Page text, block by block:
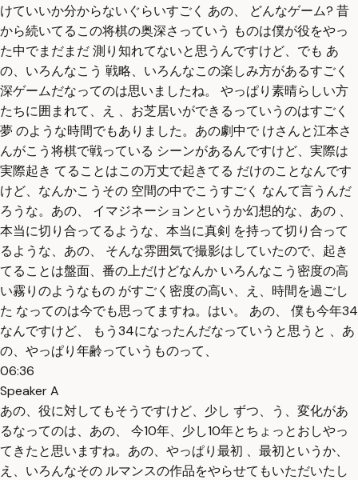
けていいか分からないぐらいすごく あの、 どんなゲーム? 昔
から続いてるこの将棋の奥深さっていう ものは僕が役をやっ
た中でまだまだ 測り知れてないと思うんですけど、でも あ
の、いろんなこう 戦略、いろんなこの楽しみ方があるすごく
深ゲームだなってのは思いましたね。 やっぱり素晴らしい方
たちに囲まれて、え 、お芝居いができるっていうのはすごく
夢 のような時間でもありました。あの劇中で けさんと江本さ
んがこう将棋で戦っている シーンがあるんですけど、実際は
実際起き てることはこの万丈で起きてる だけのことなんです
けど、なんかこうその 空間の中でこうすごく なんて言うんだ
ろうな。あの、 イマジネーションというか幻想的な、あの 、
本当に切り合ってるような、本当に真剣 を持って切り合って
るような、あの、 そんな雰囲気で撮影はしていたので、起き
てることは盤面、番の上だけどなんか いろんなこう密度の高
い霧りのようなもの がすごく密度の高い、え、時間を過ごし
た なってのは今でも思ってますね。はい。 あの、 僕も今年34
なんですけど、 もう34になったんだなっていうと思うと 、あ
の、やっぱり年齢っていうものって、
06:36
Speaker A
あの、役に対してもそうですけど、少し ずつ、う、変化があ
るなってのは、あの、 今10年、少し10年とちょっとおしやっ
てきたと思いますね。あの、やっぱり最初 、最初というか、
え、いろんなその ルマンスの作品をやらせてもいただいたし